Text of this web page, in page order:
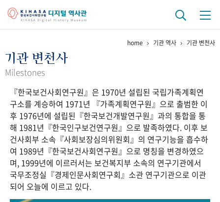
걸어온 길 기관 변천사
연구 역사
정책과 연구 키워드로 보는 연구 역사
연구자들
간행물 변천사
기록물 아카이브
사진 아카이브 문서 기록물 행정박물 영상 기록물
home 기관 역사 기관 변천사
기관 변천사
Milestones
『한국보건사회연구원』은 1970년 설립된 국립가족계획연
구소를 계승하여 1971년 『가족계획연구원』으로 출범한 이
후 1976년에 설립된『한국보건개발연구원』과의 통합을 통
해 1981년『한국인구보건연구원』으로 발족하였다. 이후 보
건사회부 소속『사회보장심의위원회』의 연구기능을 흡수하
여 1989년『한국보건사회연구원』으로 명칭을 변경하였으
며, 1999년에 이르러서는 보건복지부 소속의 연구기관에서
국무조정실『경제인문사회연구회』소관 연구기관으로 이관
되어 오늘에 이르고 있다.